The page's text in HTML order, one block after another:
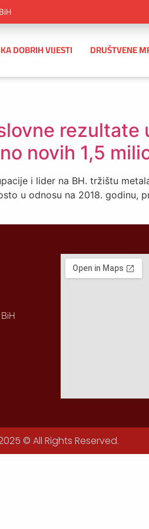
DOBRIH VIJESTI DRUŠTVENE
rezultate
novih 1,5
i lider na BH. tržištu
u odnosu na 2018. godinu,
© All Rights Reserved.